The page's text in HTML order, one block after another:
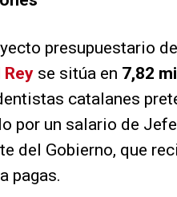
presupuestario
Rey se sitúa en 7,82
catalanes
por un salario de
del Gobierno, que
pagas.